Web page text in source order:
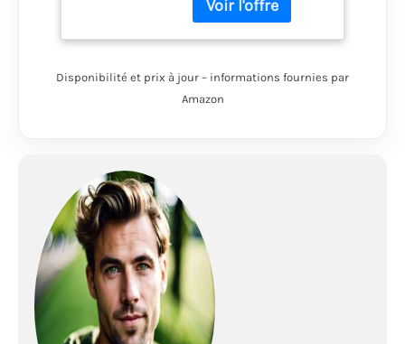
bagages et de
également office de
a son propre tapis de
sol cousu et sa
moustiquaire à l'entrée
pour un grand confort
de sommeil ✔ Rapide
et facile à monter
malgré la taille - les
Disponibilité et prix à jour – informations fournies par
Amazon